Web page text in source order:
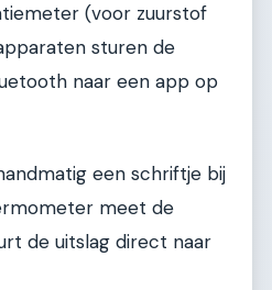
(voor zuurstof
sturen de
naar een app op
een schriftje bij
meet de
de uitslag direct naar